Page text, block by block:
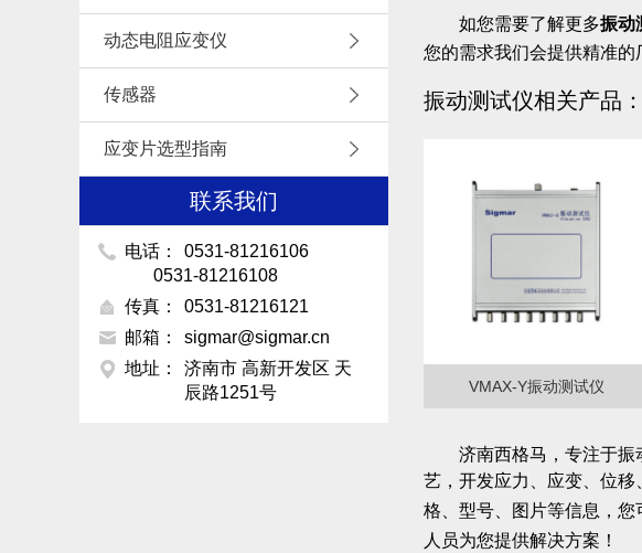
动态电阻应变仪
传感器
应变片选型指南
联系我们
电话：
0531-81216106
0531-81216108
传真：
0531-81216121
邮箱：
sigmar@sigmar.cn
地址：
济南市 高新开发区 天
辰路1251号
如您需要了解更多振动
您的需求我们会提供精准的
振动测试仪相关产品：
VMAX-Y振动测试仪
济南西格马，专注于
艺，开发应力、应变、位
格、型号、图片等信息，您
人员为您提供解决方案！